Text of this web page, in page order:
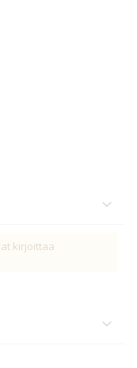
kirjoittaa